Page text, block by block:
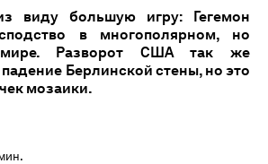
виду большую игру: Гегемон
в многополярном, но
мире. Разворот США так же
Берлинской стены, но это
мозаики.